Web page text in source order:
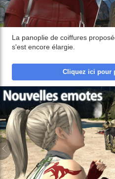
La panoplie de coiffures
s'est encore élargie.
Cliquez ici pour